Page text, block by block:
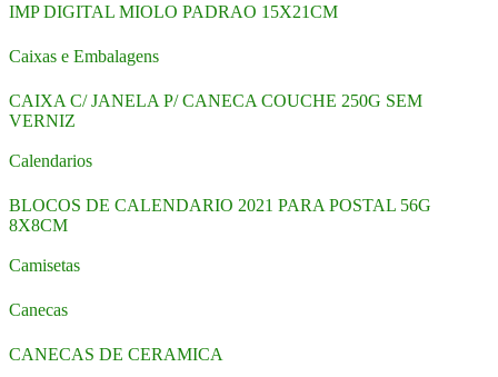
IMP DIGITAL MIOLO PADRAO 15X21CM
Caixas e Embalagens
CAIXA C/ JANELA P/ CANECA COUCHE 250G SEM
VERNIZ
Calendarios
BLOCOS DE CALENDARIO 2021 PARA POSTAL 56G
8X8CM
Camisetas
Canecas
CANECAS DE CERAMICA